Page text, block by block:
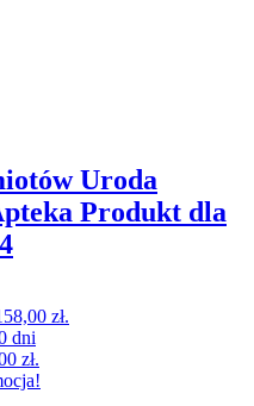
Uroda
Produkt dla
zł.
dni
zł.